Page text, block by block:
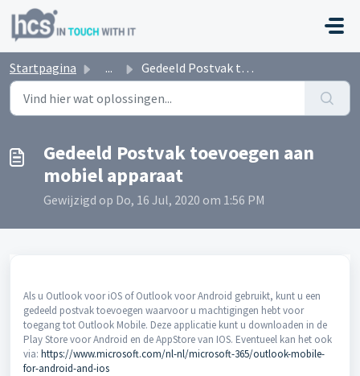
Doorgaan naar hoofdinhoud
Startpagina ... Gedeeld Postvak toevoegen aan mobiel apparaat
Gedeeld Postvak toevoegen aan
mobiel apparaat
Gewijzigd op Do, 16 Jul, 2020 om 1:56 PM
Als u Outlook voor iOS of Outlook voor Android gebruikt, kunt u een
gedeeld postvak toevoegen waarvoor u machtigingen hebt voor
toegang tot Outlook Mobile. Deze applicatie kunt u downloaden in de
Play Store voor Android en de AppStore van IOS. Eventueel kan het ook
via: https://www.microsoft.com/nl-nl/microsoft-365/outlook-mobile-
for-android-and-ios